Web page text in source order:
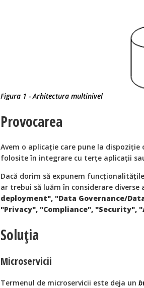
Figura 1 - Arhitectura multinivel
Provocarea
Avem o aplicaţie care pune la
folosite în integrare cu terţe aplicaţii
Dacă dorim să expunem
ar trebui să luăm în considerare diverse
deployment", "Data Governance/
"Privacy", "Compliance", "Security",
Soluţia
Microservicii
Termenul de microservicii este deja un